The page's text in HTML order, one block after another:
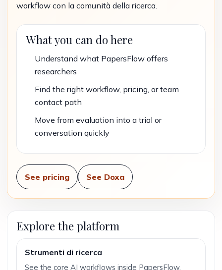
workflow con la comunità della ricerca.
What you can do here
Understand what PapersFlow offers
researchers
Find the right workflow, pricing, or team
contact path
Move from evaluation into a trial or
conversation quickly
See pricing See Doxa
Explore the platform
Strumenti di ricerca
See the core AI workflows inside PapersFlow.